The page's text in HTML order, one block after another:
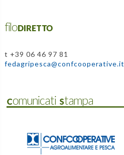
filoDIRETTO
t +39 06 46 97 81
fedagripesca@confcooperative.it
Comunicati Stampa